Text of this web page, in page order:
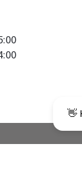
👋